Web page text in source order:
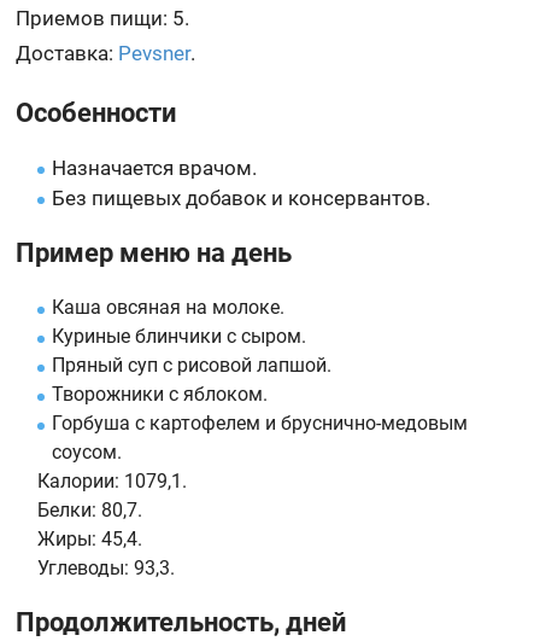
Приемов пищи: 5.
Доставка: Pevsner.
Особенности
Назначается врачом.
Без пищевых добавок и консервантов.
Пример меню на день
Каша овсяная на молоке.
Куриные блинчики с сыром.
Пряный суп с рисовой лапшой.
Творожники с яблоком.
Горбуша с картофелем и бруснично-медовым
соусом.
Калории: 1079,1.
Белки: 80,7.
Жиры: 45,4.
Углеводы: 93,3.
Продолжительность, дней